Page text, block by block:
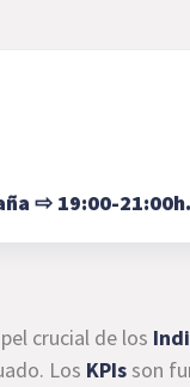
⇨ 19:00-21:00h.
crucial de los
Los KPIsson